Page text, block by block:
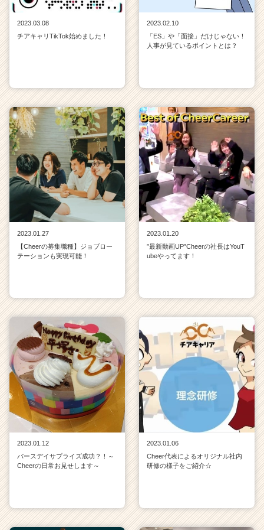
2023.03.08
チアキャリTikTok始めました！
2023.02.10
「ES」や「面接」だけじゃない！
人事が見ているポイントとは？
2023.01.27
【Cheerの募集職種】ジョブロー
テーションも実現可能！
2023.01.20
”最新動画UP”Cheerの社長はYouT
ubeやってます！
2023.01.12
バースデイサプライズ成功？！～
Cheerの日常お見せします～
2023.01.06
Cheer代表によるオリジナル社内
研修の様子をご紹介☆